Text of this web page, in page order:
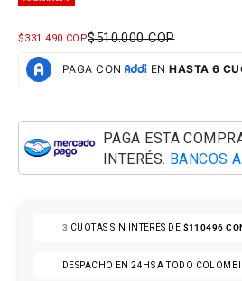
PRECIO DE OFERTA
$331.490 COPPRECIO NORMAL
$510.000 COP
PAGA ESTA
INTERÉS. BANCOS
3 CUOTAS SIN INTERÉS DE $110496
DESPACHO EN 24HS A TODO